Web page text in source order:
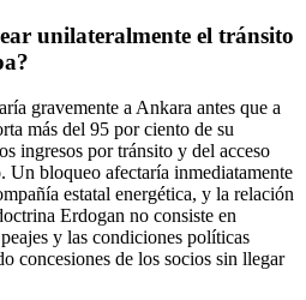
unilateralmente el tránsito
gravemente a Ankara antes que a
más del 95 por ciento de su
ingresos por tránsito y del acceso
Un bloqueo afectaría inmediatamente
estatal energética, y la relación
Erdogan no consiste en
y las condiciones políticas
concesiones de los socios sin llegar